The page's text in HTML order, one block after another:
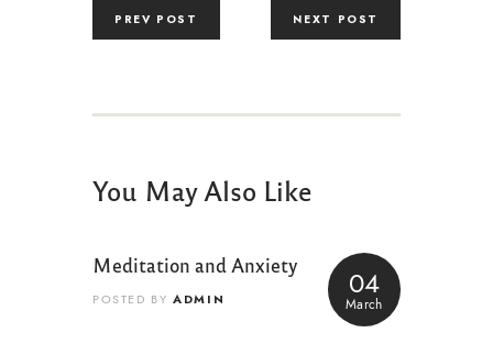
PREV POST NEXT POST
You May Also Like
04
March
Meditation and Anxiety
POSTED BYADMIN